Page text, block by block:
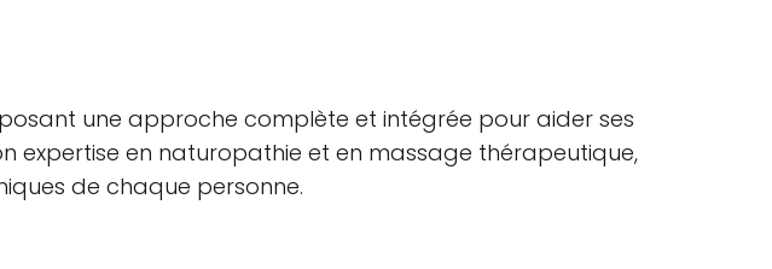
une approche complète et intégrée pour aider ses
expertise en naturopathie et en massage thérapeutique,
de chaque personne.